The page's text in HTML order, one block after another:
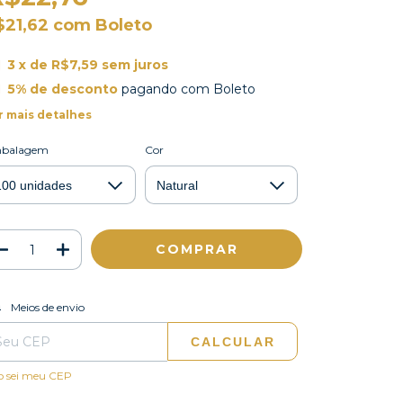
com Boleto
3 x de R$7,59 sem juros
5% de descontopagando com Boleto
mais detalhes
Cor
para o CEP:
Meios de envio
CALCULAR
sei meu CEP